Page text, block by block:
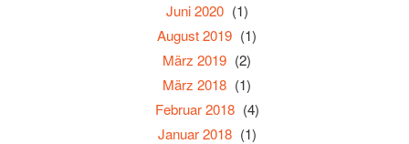
Juni 2020 (1)
August 2019 (1)
März 2019 (2)
März 2018 (1)
Februar 2018 (4)
Januar 2018 (1)